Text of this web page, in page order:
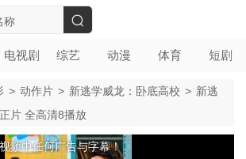
电视剧 综艺 动漫 体育 短剧
搜
> 动作片 > 新逃学威龙：卧底高校 > 新逃
片 全高清8播放
频中任何广告与字幕！